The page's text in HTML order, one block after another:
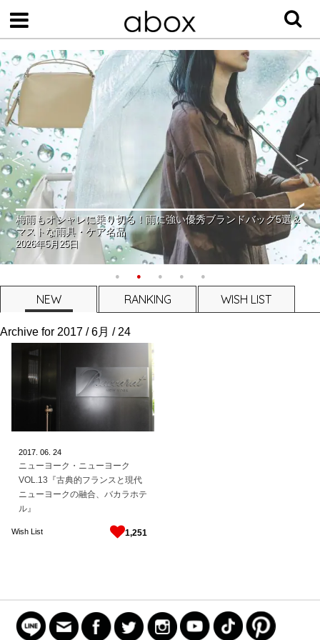
梅雨もオシャレに乗り切る！雨に強い優秀ブランドバッグ5選＆
マストな雨具・ケア名品
2026年5月25日
NEW RANKING WISH LIST
Archive for 2017 / 6月 / 24
2017. 06. 24
ニューヨーク・ニューヨーク
VOL.13『古典的フランスと現代
ニューヨークの融合、バカラホテ
ル』
1,251
Wish List